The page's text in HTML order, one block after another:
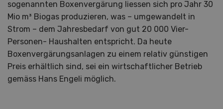
sogenannten Boxenvergärung liessen sich pro Jahr 30
Mio m³ Biogas produzieren, was – umgewandelt in
Strom – dem Jahresbedarf von gut 20 000 Vier-
Personen- Haushalten entspricht. Da heute
Boxenvergärungsanlagen zu einem relativ günstigen
Preis erhältlich sind, sei ein wirtschaftlicher Betrieb
gemäss Hans Engeli möglich.